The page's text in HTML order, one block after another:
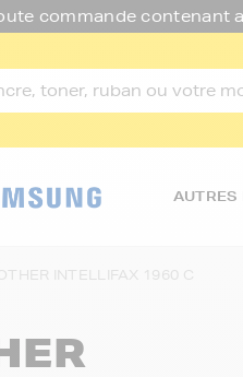
commande contenant
AUTRES
INTELLIFAX 1960 C